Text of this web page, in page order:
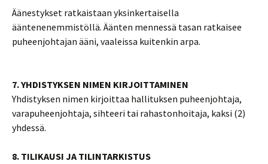
Äänestykset ratkaistaan yksinkertaisella
ääntenenemmistöllä. Äänten mennessä tasan ratkaisee
puheenjohtajan ääni, vaaleissa kuitenkin arpa.
7. YHDISTYKSEN NIMEN KIRJOITTAMINEN
Yhdistyksen nimen kirjoittaa hallituksen puheenjohtaja,
varapuheenjohtaja, sihteeri tai rahastonhoitaja, kaksi (2)
yhdessä.
8. TILIKAUSI JA TILINTARKISTUS